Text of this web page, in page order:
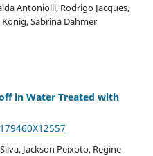
Antoniolli, Rodrigo Jacques,
Sabrina Dahmer
in Water Treated with
Jackson Peixoto, Regine